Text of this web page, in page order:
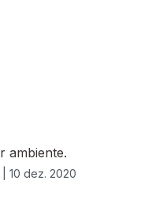
ambiente.
10 dez. 2020